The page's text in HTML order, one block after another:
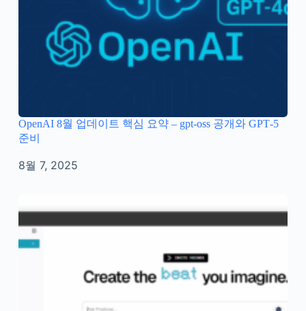
OpenAI 8월 업데이트 핵심 요약 – gpt‑oss 공개와 GPT‑5
준비
8월 7, 2025